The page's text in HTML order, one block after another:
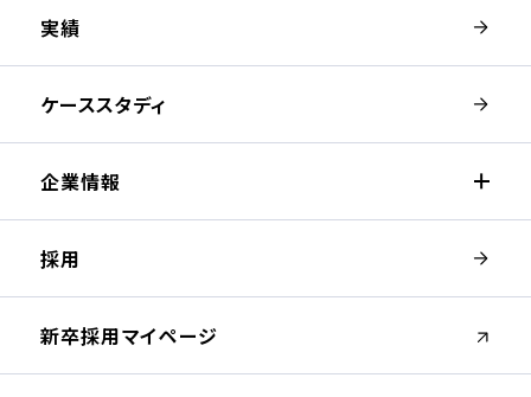
実績
ケーススタディ
企業情報
採用
新卒採用マイページ
（新しいウィンドウが開きます）